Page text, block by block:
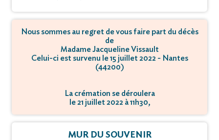
Nous sommes au regret de vous faire part du décès
de
Madame Jacqueline Vissault
Celui-ci est survenu le 15 juillet 2022 - Nantes
(44200)
La crémation se déroulera
le 21 juillet 2022 à 11h30,
MUR DU SOUVENIR